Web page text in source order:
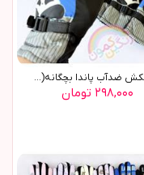
دستکش ضدآب پاندا بچگانه(9576)
۲۹۸,۰۰۰ تومان